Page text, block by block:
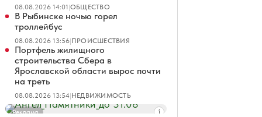
08.08.2026 14:01|ОБЩЕСТВО
В Рыбинске ночью горел
троллейбус
08.08.2026 13:56|ПРОИСШЕСТВИЯ
Портфель жилищного
строительства Сбера в
Ярославской области вырос почти
на треть
08.08.2026 13:54|НЕДВИЖИМОСТЬ
Реклама